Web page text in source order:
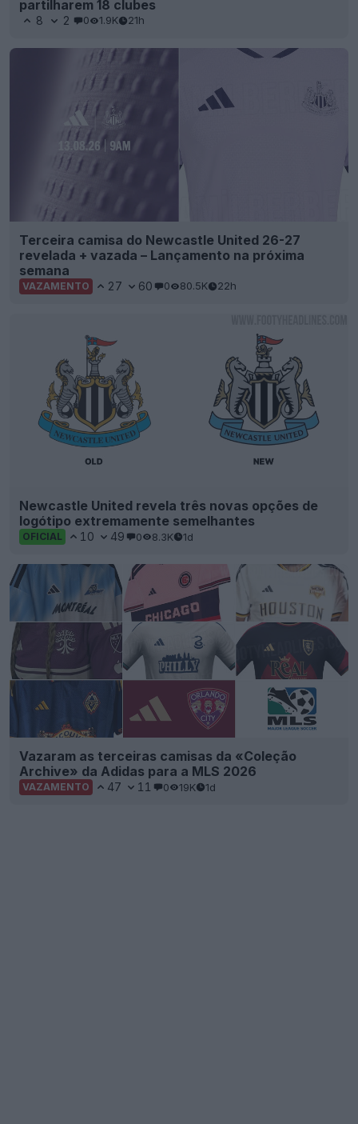
partilharem 18 clubes
8 2 0 1.9K 21h
Terceira camisa do Newcastle United 26-27
revelada + vazada – Lançamento na próxima
semana
VAZAMENTO 27 60 0 80.5K 22h
Newcastle United revela três novas opções de
logótipo extremamente semelhantes
OFICIAL 10 49 0 8.3K 1d
Vazaram as terceiras camisas da «Coleção
Archive» da Adidas para a MLS 2026
VAZAMENTO 47 11 0 19K 1d